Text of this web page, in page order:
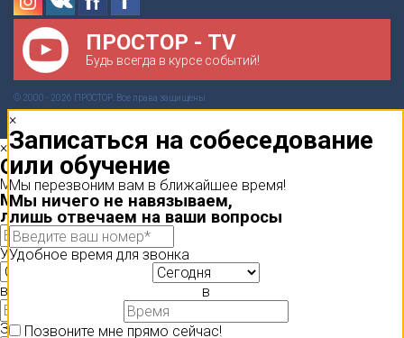
ПРОСТОР - TV
Будь всегда в курсе событий!
© 2000 - 2026 ПРОСТОР. Все права защищены
×
Обратный звонок
Мы перезвоним вам в ближайшее время!
Мы ничего не навязываем,
лишь отвечаем на ваши вопросы
Удобное время для звонка
в
Загрузите ваше резюме
×
Записаться на собеседование
или обучение
Мы перезвоним вам в ближайшее время!
Мы ничего не навязываем,
лишь отвечаем на ваши вопросы
Удобное время для звонка
в
Позвоните мне прямо сейчас!